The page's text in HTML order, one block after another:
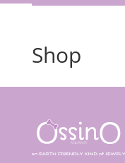
Shop